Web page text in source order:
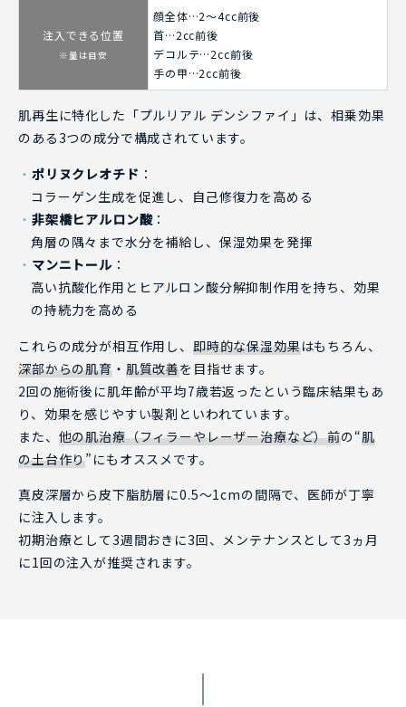
注入できる位置
※量は目安
顔全体…2～4cc前後
首…2cc前後
デコルテ…2cc前後
手の甲…2cc前後
肌再生に特化した「プルリアル デンシファイ」は、相乗効果
のある3つの成分で構成されています。
ポリヌクレオチド ：
コラーゲン生成を促進し、自己修復力を高める
非架橋ヒアルロン酸：
角層の隅々まで水分を補給し、保湿効果を発揮
マンニトール ：
高い抗酸化作用とヒアルロン酸分解抑制作用を持ち、効果
の持続力を高める
これらの成分が相互作用し、 即時的な保湿効果はもちろん、
深部からの肌育・ 肌質改善を目指せます。
2回の施術後に肌年齢が平均7歳若返ったという臨床結果もあ
り、効果を感じやすい製剤といわれています。
また、 他の肌治療（フィラーやレーザー治療など）前の“肌
の土台作り”にもオススメです。
真皮深層から皮下脂肪層に0.5～1cmの間隔で、医師が丁寧
に注入します。
初期治療として3週間おきに3回、メンテナンスとして3ヵ月
に1回の注入が推奨されます。